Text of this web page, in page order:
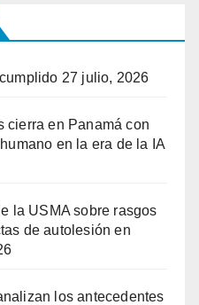
27 julio, 2026
cierra en Panamá con
en la era de la IA
la USMA sobre rasgos
de autolesión en
los antecedentes